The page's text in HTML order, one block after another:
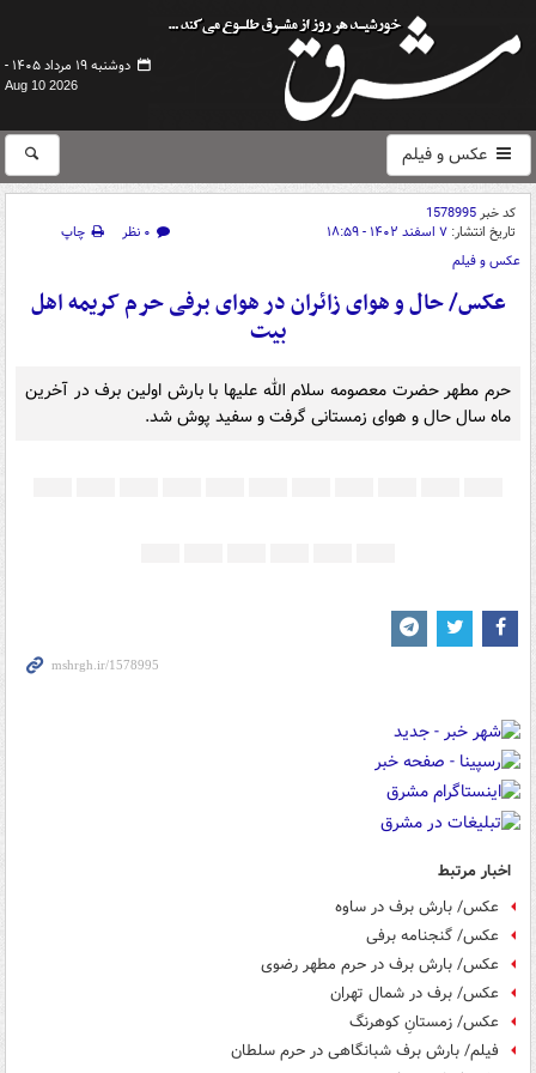
دوشنبه ۱۹ مرداد ۱۴۰۵ -
Aug 10 2026
عکس و فیلم
کد خبر1578995
تاریخ انتشار: ۷ اسفند ۱۴۰۲ - ۱۸:۵۹ ۰ نظر
چاپ
عکس و فیلم
عکس/ حال و هوای زائران در هوای برفی حرم کریمه اهل
بیت
حرم مطهر حضرت معصومه سلام الله علیها با بارش اولین برف در آخرین
ماه سال حال و هوای زمستانی گرفت و سفید پوش شد.
اخبار مرتبط
عکس/ بارش برف در ساوه
عکس/ گنجنامه برفی
عکس/ بارش برف در حرم مطهر رضوی
عکس/ برف در شمال تهران
عکس/ زمستانِ کوهرنگ
فیلم/ بارش برف شبانگاهی در حرم سلطان